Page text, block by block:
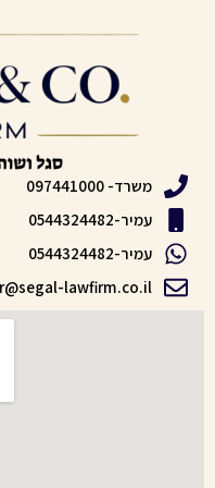
משרד- 097441000
עמיר-0544324482
עמיר-0544324482
lawfirm.co.il